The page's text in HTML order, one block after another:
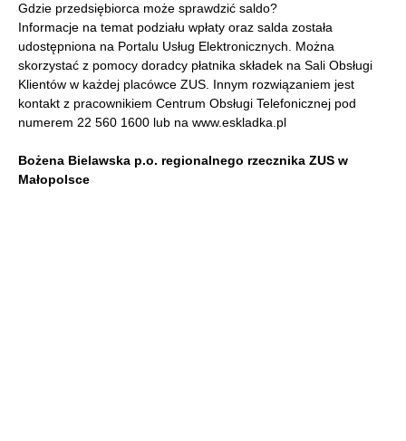
Gdzie przedsiębiorca może sprawdzić saldo?
Informacje na temat podziału wpłaty oraz salda została
udostępniona na Portalu Usług Elektronicznych. Można
skorzystać z pomocy doradcy płatnika składek na Sali Obsługi
Klientów w każdej placówce ZUS. Innym rozwiązaniem jest
kontakt z pracownikiem Centrum Obsługi Telefonicznej pod
numerem 22 560 1600 lub na www.eskladka.pl
Bożena Bielawska p.o. regionalnego rzecznika ZUS w
Małopolsce